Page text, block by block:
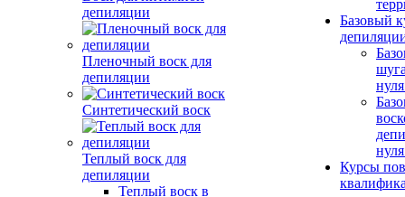
депиляции
Пленочный воск для
депиляции
Синтетический воск
Теплый воск для
депиляции
Теплый воск в
Базовый
Курсы